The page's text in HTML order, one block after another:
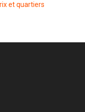
et quartiers